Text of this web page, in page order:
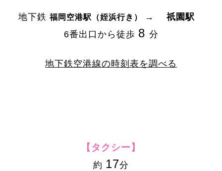
地下鉄福岡空港駅（姪浜行き） → 祇園駅
6番出口から徒歩 8 分
地下鉄空港線の時刻表を調べる
【タクシー】
約 17分